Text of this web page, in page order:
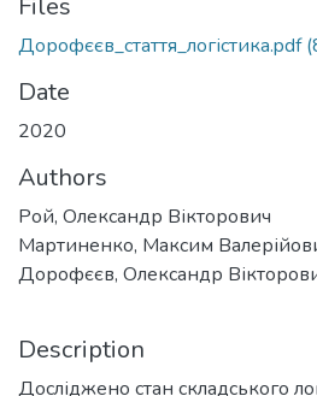
Files
Дорофєєв_стаття_логістика.pdf
Date
2020
Authors
Рой, Олександр Вікторович
Мартиненко, Максим
Дорофєєв, Олександр
Description
Досліджено стан складського